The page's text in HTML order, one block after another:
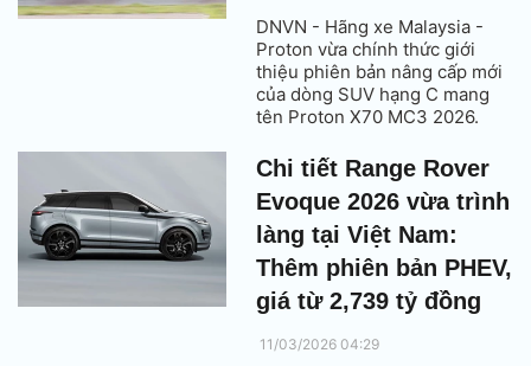
DNVN - Hãng xe Malaysia -
Proton vừa chính thức giới
thiệu phiên bản nâng cấp mới
của dòng SUV hạng C mang
tên Proton X70 MC3 2026.
Chi tiết Range Rover
Evoque 2026 vừa trình
làng tại Việt Nam:
Thêm phiên bản PHEV,
giá từ 2,739 tỷ đồng
11/03/2026 04:29